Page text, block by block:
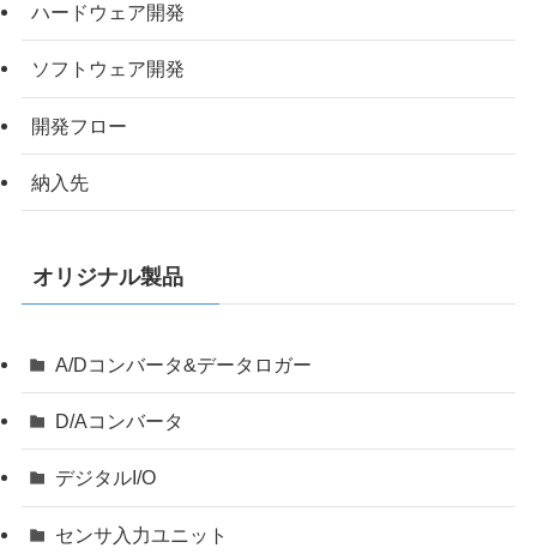
ハードウェア開発
ソフトウェア開発
開発フロー
納入先
オリジナル製品
A/Dコンバータ&データロガー
D/Aコンバータ
デジタルI/O
センサ入力ユニット